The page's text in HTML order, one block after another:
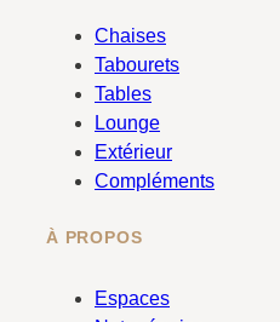
b
o
Chaises
Tabourets
Tables
Lounge
Extérieur
Compléments
À PROPOS
Espaces